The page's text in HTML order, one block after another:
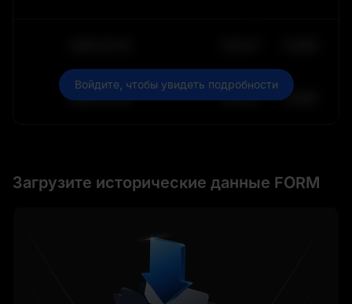
2030-05-29 $64 011,9910,84K
Войдите, чтобы увидеть подробности
Загрузите исторические данные FORM